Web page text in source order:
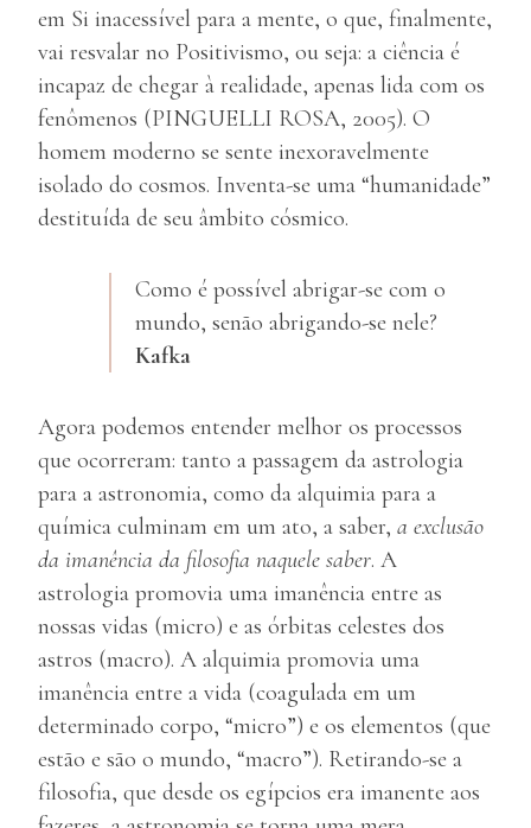
em Si inacessível para a mente, o que, finalmente,
vai resvalar no Positivismo, ou seja: a ciência é
incapaz de chegar à realidade, apenas lida com os
fenômenos (PINGUELLI ROSA, 2005). O
homem moderno se sente inexoravelmente
isolado do cosmos. Inventa-se uma “humanidade”
destituída de seu âmbito cósmico.
Como é possível abrigar-se com o
mundo, senão abrigando-se nele?
Kafka
Agora podemos entender melhor os processos
que ocorreram: tanto a passagem da astrologia
para a astronomia, como da alquimia para a
química culminam em um ato, a saber, a exclusão
da imanência da filosofia naquele saber. A
astrologia promovia uma imanência entre as
nossas vidas (micro) e as órbitas celestes dos
astros (macro). A alquimia promovia uma
imanência entre a vida (coagulada em um
determinado corpo, “micro”) e os elementos (que
estão e são o mundo, “macro”). Retirando-se a
filosofia, que desde os egípcios era imanente aos